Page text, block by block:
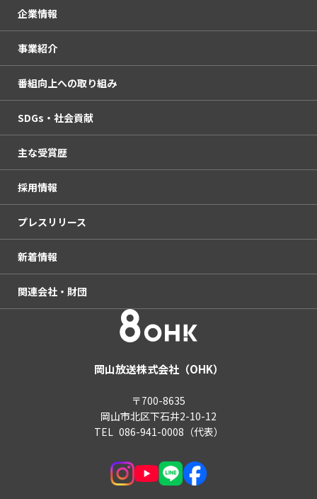
岡山放送株式会社（OHK）
〒700-8635
岡山市北区下石井2-10-12
TEL 086-941-0008 （代表）
企業情報
会社概要
企業理念
人権方針・コンプライアンス憲章
サービスエリア・中継局
杜の街本社
OHKまちなかスタジオ「ミルン」
アクセス
後援・共催等の申請について
電子公告（決算公告）
事業紹介
放送・イベント
KURUN HALL
OHKウェブコンサルティング
OHKハウジング
haremachi TV
番組向上への取り組み
番組審議会
社外モニター
放送番組の種別
岡山放送番組基準
国民保護義務計画
放送番組の制作委託取引に関する自主基準
SDGs・社会貢献
SDGsの取り組み
OHKの社会貢献活動
情報アクセシビリティ推進活動
主な受賞歴
採用情報
プレスリリース
新着情報
関連会社・財団
OHKエンタープライズ
OHKスポーツ振興財団香川